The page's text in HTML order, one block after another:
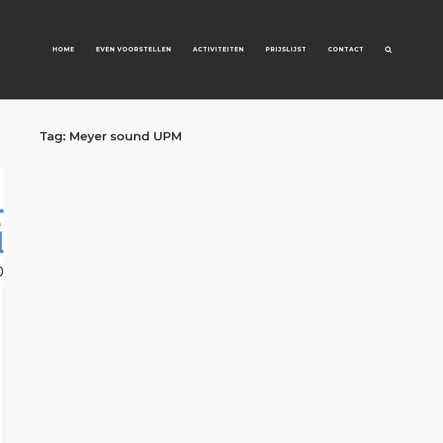
HOME EVEN VOORSTELLEN ACTIVITEITEN PRIJSLIJST CONTACT
Tag: Meyer sound UPM